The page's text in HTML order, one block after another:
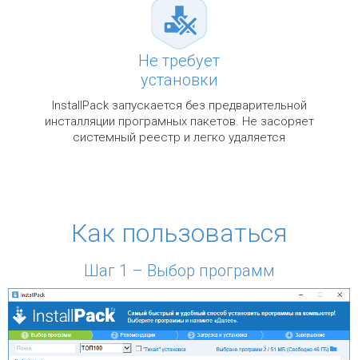
Не требует
установки
InstallPack запускается без предварительной
инсталляции програмных пакетов. Не засоряет
системный реестр и легко удаляется
Как пользоваться
Шаг 1 – Выбор программ